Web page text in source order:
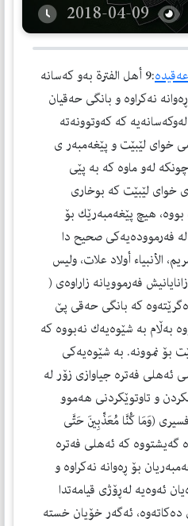
2018-04-09
:9 أهل الفترة به‌و كه‌سانه‌
نه‌كراوه‌ و بانگی حه‌قیان
كه‌ كه‌وتوونه‌ته‌
خوای لێبێت و پێغه‌مبه‌ر ی
له‌و ماوه‌ كه‌ به‌ پێی
خوای لێبێت كه‌ بوخاری
هیچ پێغه‌مبه‌رێك بۆ
له‌ فه‌رمووده‌یه‌كی صحیح دا
الأنبياء أولاد علات، وليس
فه‌رموویانه‌ زاراوه‌ی (
كه‌ بانگی حه‌قی پێ
به‌ڵام به‌ شێوه‌یه‌ك نه‌بووه‌ كه‌
بۆ نموونه‌. به‌ شێوه‌یه‌كی
فه‌تره‌ جیاوازی زۆر له‌
و تاوتوێكردنی هه‌موو
(وَمَا كُنَّا مُعَذِّبِينَ حَتَّى
[الإسراء:15] به‌وه‌ گه‌یشتووه‌ كه‌ ئه‌هلی فه‌تره‌
بۆ ڕه‌وانه‌ نه‌كراوه‌ و
ئه‌وه‌یه‌ له‌ڕۆژی قیامه‌تدا
ده‌كاته‌وه‌، ئه‌گه‌ر خۆیان خسته‌